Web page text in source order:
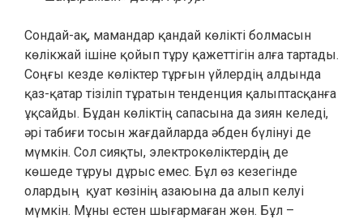
Сондай-ақ, мамандар қандай көлікті болмасын
көлікжай ішіне қойып тұру қажеттігін алға тартады.
Соңғы кезде көліктер тұрғын үйлердің алдында
қаз-қатар тізіліп тұратын тенденция қалыптасқанға
ұқсайды. Бұдан көліктің сапасына да зиян келеді,
әрі табиғи тосын жағдайларда әбден бүлінуі де
мүмкін. Сол сияқты, электрокөліктердің де
көшеде тұруы дұрыс емес. Бұл өз кезегінде
олардың қуат көзінің азаюына да алып келуі
мүмкін. Мұны естен шығармаған жөн. Бұл –